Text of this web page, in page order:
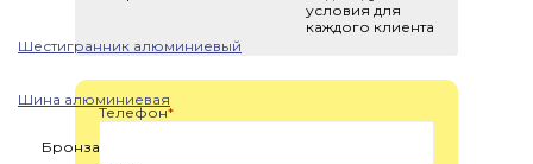
Шестигранник алюминиевый
Шина алюминиевая
Бронза
условия для
каждого клиента
Телефон*